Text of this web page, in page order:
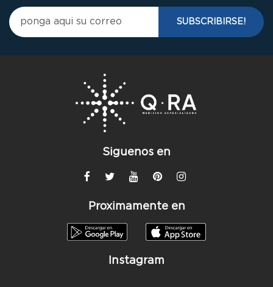
Siguenos en
Proximamente en
Instagram